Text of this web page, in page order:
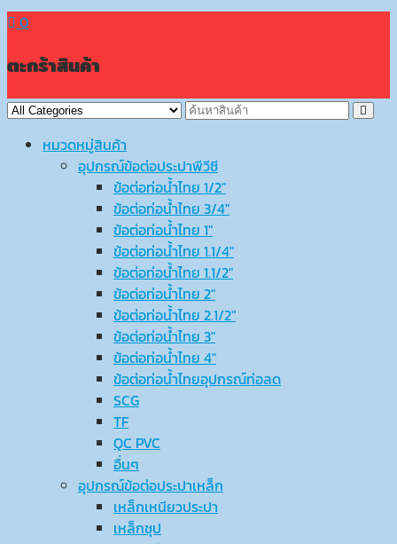
0
ตะกร้าสินค้า
หมวดหมู่สินค้า
อุปกรณ์ข้อต่อประปาพีวีซี
ข้อต่อท่อน้ำไทย 1/2″
ข้อต่อท่อน้ำไทย 3/4″
ข้อต่อท่อน้ำไทย 1″
ข้อต่อท่อน้ำไทย 1.1/4″
ข้อต่อท่อน้ำไทย 1.1/2″
ข้อต่อท่อน้ำไทย 2″
ข้อต่อท่อน้ำไทย 2.1/2″
ข้อต่อท่อน้ำไทย 3″
ข้อต่อท่อน้ำไทย 4″
ข้อต่อท่อน้ำไทยอุปกรณ์ท่อลด
SCG
TF
QC PVC
อื่นๆ
อุปกรณ์ข้อต่อประปาเหล็ก
เหล็กเหนียวประปา
เหล็กชุป